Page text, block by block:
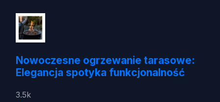
Nowoczesne ogrzewanie tarasowe:
Elegancja spotyka funkcjonalność
3.5k